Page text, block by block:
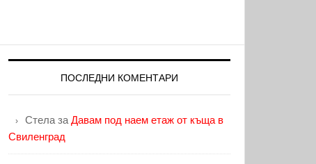
ПОСЛЕДНИ КОМЕНТАРИ
Стела за Давам под наем етаж от къща в
Свиленград